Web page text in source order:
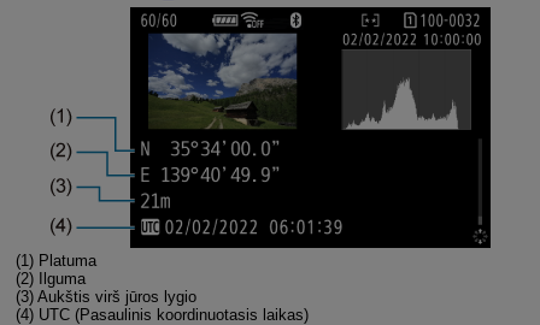
(1) Platuma
(2) Ilguma
(3) Aukštis virš jūros lygio
(4) UTC (Pasaulinis koordinuotasis laikas)